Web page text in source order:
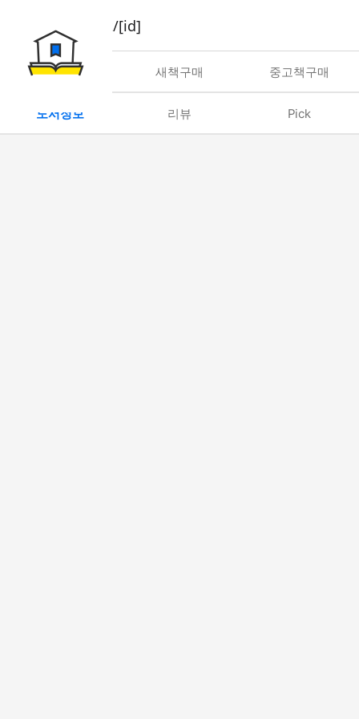
book/rent/[id]
대여 새책구매 중고책구매
도서정보 리뷰 Pick